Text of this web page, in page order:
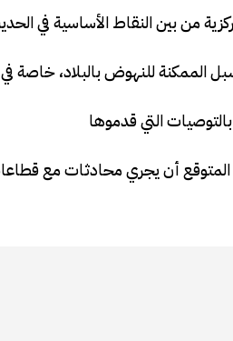
أن يجري محادثات مع